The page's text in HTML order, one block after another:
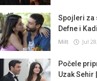
Spojleri za
Defne i
Milt Jul
Počele
Uzak Sehir